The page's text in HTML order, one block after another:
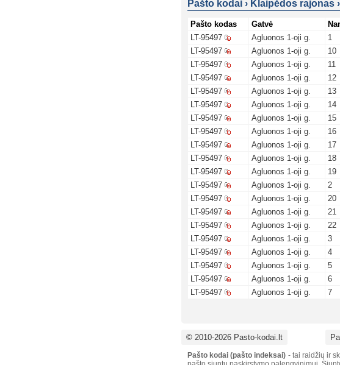
Pašto kodai › Klaipėdos rajonas ›
Pašto kodas Gatvė
LT-95497
Agluonos 1-oji g. 1
LT-95497
Agluonos 1-oji g. 10
LT-95497
Agluonos 1-oji g. 11
LT-95497
Agluonos 1-oji g. 12
LT-95497
Agluonos 1-oji g. 13
LT-95497
Agluonos 1-oji g. 14
LT-95497
Agluonos 1-oji g. 15
LT-95497
Agluonos 1-oji g. 16
LT-95497
Agluonos 1-oji g. 17
LT-95497
Agluonos 1-oji g. 18
LT-95497
Agluonos 1-oji g. 19
LT-95497
Agluonos 1-oji g. 2
LT-95497
Agluonos 1-oji g. 20
LT-95497
Agluonos 1-oji g. 21
LT-95497
Agluonos 1-oji g. 22
LT-95497
Agluonos 1-oji g. 3
LT-95497
Agluonos 1-oji g. 4
LT-95497
Agluonos 1-oji g. 5
LT-95497
Agluonos 1-oji g. 6
LT-95497
Agluonos 1-oji g. 7
© 2010-2026 Pasto-kodai.lt
Pašto kodai (pašto indeksai) - tai raidžių ir